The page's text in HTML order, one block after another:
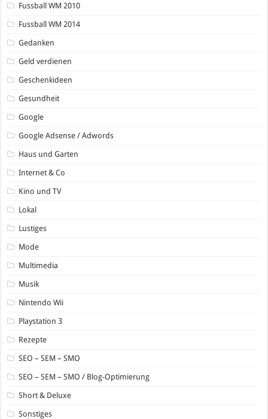
Fussball WM 2010
Fussball WM 2014
Gedanken
Geld verdienen
Geschenkideen
Gesundheit
Google
Google Adsense / Adwords
Haus und Garten
Internet & Co
Kino und TV
Lokal
Lustiges
Mode
Multimedia
Musik
Nintendo Wii
Playstation 3
Rezepte
SEO – SEM – SMO
SEO – SEM – SMO / Blog-Optimierung
Short & Deluxe
Sonstiges